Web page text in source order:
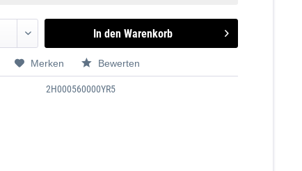
In den Warenkorb
Merken Bewerten
2H000560000YR5